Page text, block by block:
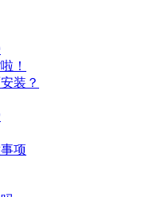
！
装？
项